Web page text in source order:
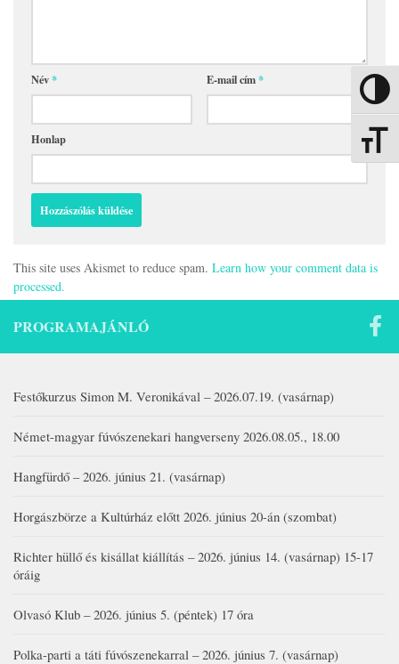
Nagy
Név* E-mail cím*
Honlap
This site uses Akismet to reduce spam. Learn how your comment data is
processed.
PROGRAMAJÁNLÓ
Festőkurzus Simon M. Veronikával – 2026.07.19. (vasárnap)
Német-magyar fúvószenekari hangverseny 2026.08.05., 18.00
Hangfürdő – 2026. június 21. (vasárnap)
Horgászbörze a Kultúrház előtt 2026. június 20-án (szombat)
Richter hüllő és kisállat kiállítás – 2026. június 14. (vasárnap) 15-17
óráig
Olvasó Klub – 2026. június 5. (péntek) 17 óra
Polka-parti a táti fúvószenekarral – 2026. június 7. (vasárnap)